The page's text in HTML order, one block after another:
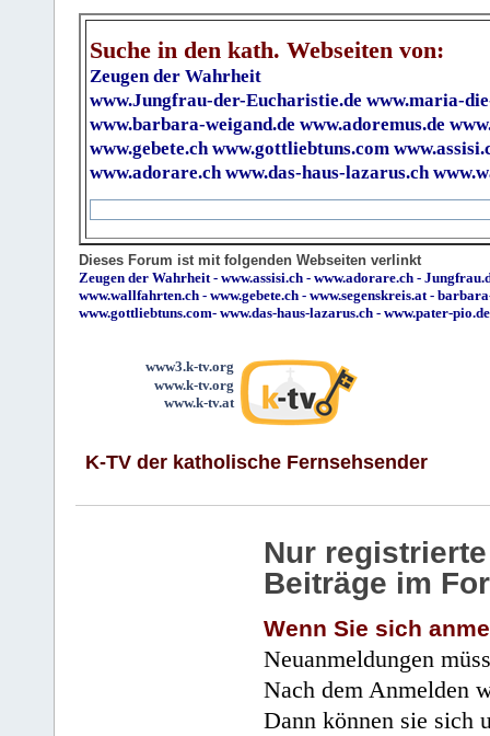
Suche in den kath. Webseiten von:
Zeugen der Wahrheit
www.Jungfrau-der-Eucharistie.de www.maria-
www.barbara-weigand.de www.adoremus.de
www.gebete.ch www.gottliebtuns.com
www.adorare.ch www.das-haus-lazarus.ch
Dieses Forum ist mit folgenden Webseiten verlinkt
Zeugen der Wahrheit - www.assisi.ch - www.adorare.ch -
www.wallfahrten.ch - www.gebete.ch - www.segenskreis.at -
www.gottliebtuns.com- www.das-haus-lazarus.ch - www.pater-pio.de
www3.k-tv.org
www.k-tv.org
www.k-tv.at
K-TV der katholische Fernsehsender
Nur
Beiträge im
Wenn Sie sich
Neuanmeldungen
Nach dem Anmelden
Dann können sie sich